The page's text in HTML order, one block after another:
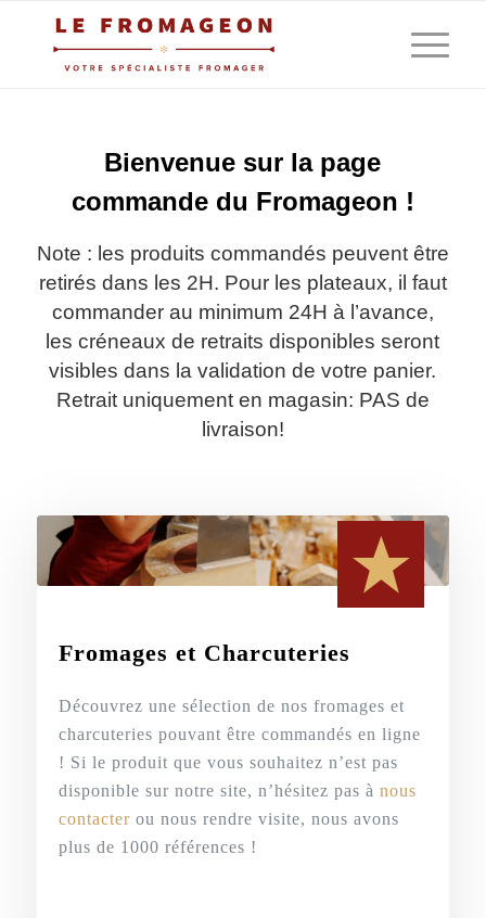
Bienvenue sur la page
commande du Fromageon !
Note : les produits commandés peuvent être
retirés dans les 2H. Pour les plateaux, il faut
commander au minimum 24H à l’avance,
les créneaux de retraits disponibles seront
visibles dans la validation de votre panier.
Retrait uniquement en magasin: PAS de
livraison!
Fromages et Charcuteries
Découvrez une sélection de nos fromages et
charcuteries pouvant être commandés en ligne
! Si le produit que vous souhaitez n’est pas
disponible sur notre site, n’hésitez pas à nous
contacterou nous rendre visite, nous avons
plus de 1000 références !